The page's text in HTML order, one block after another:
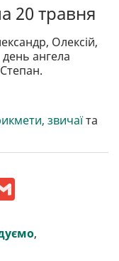
20 травня
Олексій,
ангела
звичаїта
l
,